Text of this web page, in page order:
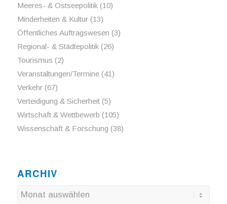
Meeres- & Ostseepolitik(10)
Minderheiten & Kultur(13)
Öffentliches Auftragswesen (3)
Regional- & Städtepolitik(26)
Tourismus (2)
Veranstaltungen/Termine(41)
Verkehr(67)
Verteidigung & Sicherheit(5)
Wirtschaft & Wettbewerb (105)
Wissenschaft & Forschung (38)
ARCHIV